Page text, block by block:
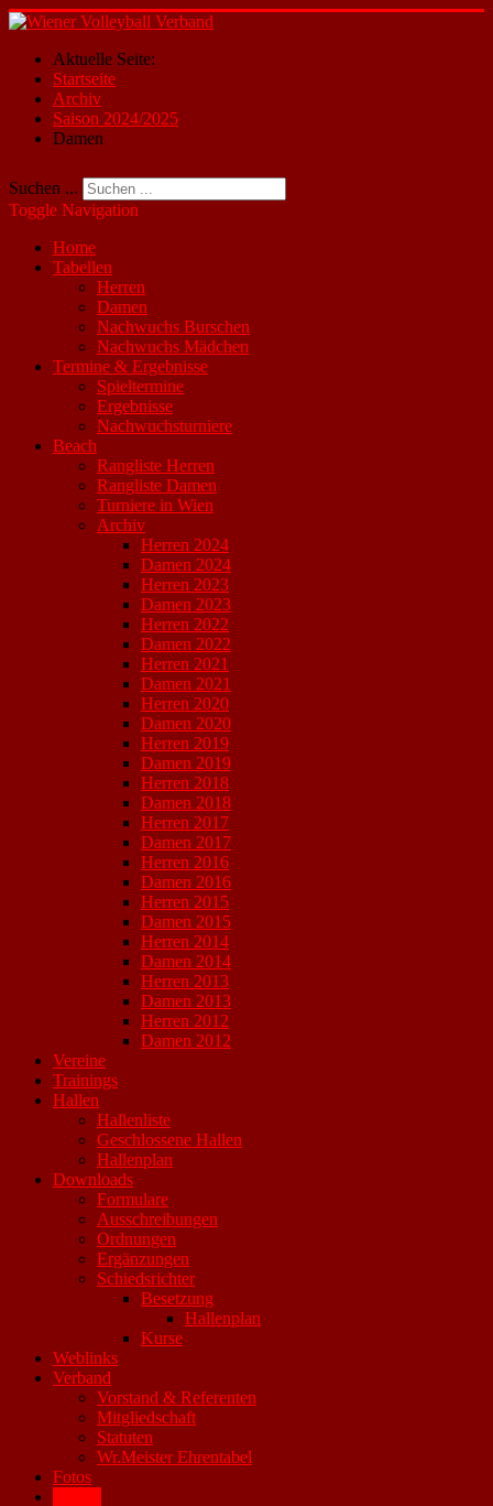
Aktuelle Seite:
Startseite
Archiv
Saison 2024/2025
Damen
Suchen ...
Toggle Navigation
Home
Tabellen
Herren
Damen
Nachwuchs Burschen
Nachwuchs Mädchen
Termine & Ergebnisse
Spieltermine
Ergebnisse
Nachwuchsturniere
Beach
Rangliste Herren
Rangliste Damen
Turniere in Wien
Archiv
Herren 2024
Damen 2024
Herren 2023
Damen 2023
Herren 2022
Damen 2022
Herren 2021
Damen 2021
Herren 2020
Damen 2020
Herren 2019
Damen 2019
Herren 2018
Damen 2018
Herren 2017
Damen 2017
Herren 2016
Damen 2016
Herren 2015
Damen 2015
Herren 2014
Damen 2014
Herren 2013
Damen 2013
Herren 2012
Damen 2012
Vereine
Trainings
Hallen
Hallenliste
Geschlossene Hallen
Hallenplan
Downloads
Formulare
Ausschreibungen
Ordnungen
Ergänzungen
Schiedsrichter
Besetzung
Hallenplan
Kurse
Weblinks
Verband
Vorstand & Referenten
Mitgliedschaft
Statuten
Wr.Meister Ehrentabel
Fotos